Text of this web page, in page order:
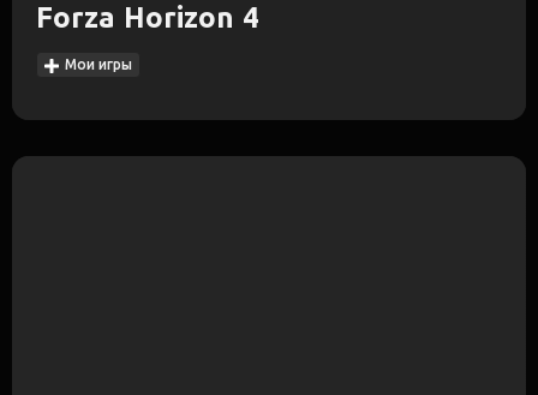
Forza Horizon 4
Мои игры